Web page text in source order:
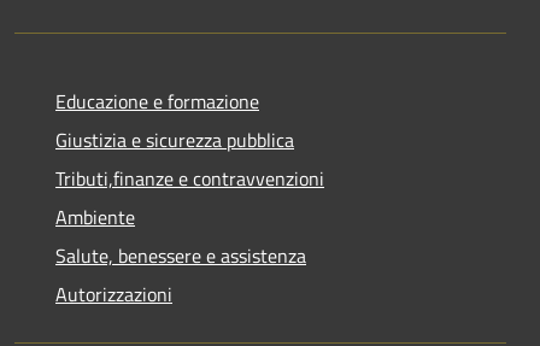
Educazione e formazione
Giustizia e sicurezza pubblica
Tributi,finanze e contravvenzioni
Ambiente
Salute, benessere e assistenza
Autorizzazioni